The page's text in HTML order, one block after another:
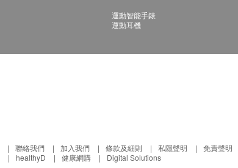
運動智能手錶
運動耳機
聯絡我們 加入我們 條款及細則 私隱聲明
免責聲明
healthyD 健康網購 Digital Solutions